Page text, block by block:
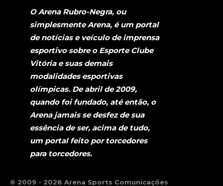
O Arena Rubro-Negra, ou
simplesmente Arena, é um portal
de notícias e veículo de imprensa
esportivo sobre o Esporte Clube
Vitória e suas demais
modalidades esportivas
olímpicas. De abril de 2009,
quando foi fundado, até então, o
Arena jamais se desfez de sua
essência de ser, acima de tudo,
um portal feito por torcedores
para torcedores.
© 2009 - 2026 Arena Sports Comunicações